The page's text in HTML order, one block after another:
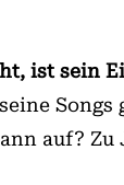
ist sein
auf? Zu